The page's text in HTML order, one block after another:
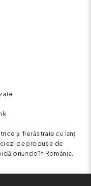
și fierăstraie cu lanț
de produse de
oriunde în România.